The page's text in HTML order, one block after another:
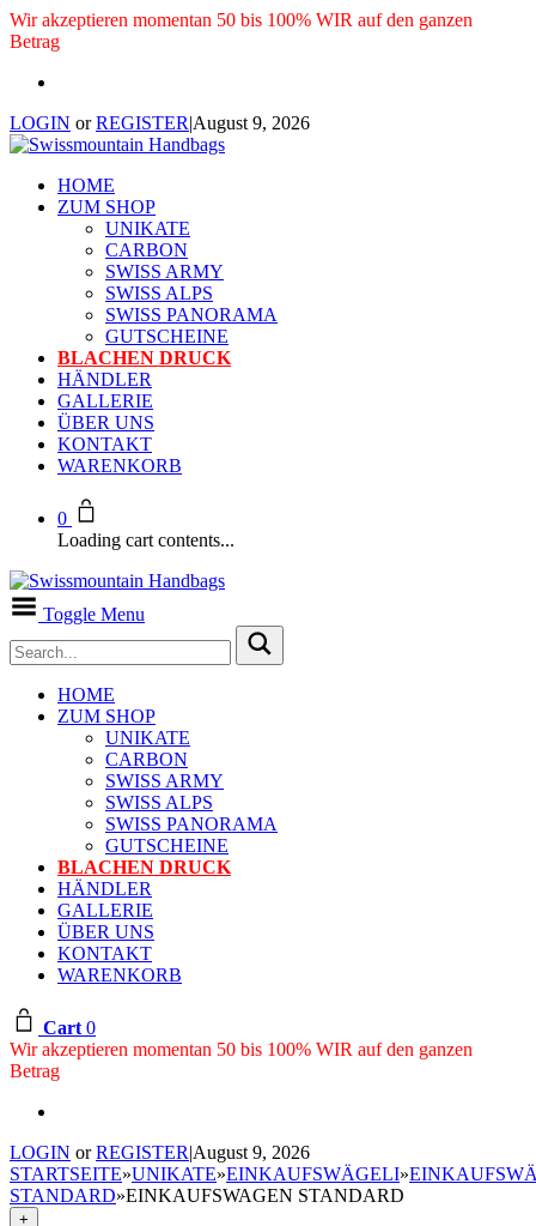
Wir akzeptieren momentan 50 bis 100% WIR auf den ganzen
Betrag
LOGIN orREGISTER|August 9, 2026
HOME
ZUM SHOP
UNIKATE
CARBON
SWISS ARMY
SWISS ALPS
SWISS PANORAMA
GUTSCHEINE
BLACHEN DRUCK
HÄNDLER
GALLERIE
ÜBER UNS
KONTAKT
WARENKORB
0
Loading cart contents...
Toggle Menu
HOME
ZUM SHOP
UNIKATE
CARBON
SWISS ARMY
SWISS ALPS
SWISS PANORAMA
GUTSCHEINE
BLACHEN DRUCK
HÄNDLER
GALLERIE
ÜBER UNS
KONTAKT
WARENKORB
Cart 0
Wir akzeptieren momentan 50 bis 100% WIR auf den ganzen
Betrag
LOGIN orREGISTER|August 9, 2026
STARTSEITE»UNIKATE»EINKAUFSWÄGELI»
STANDARD»EINKAUFSWAGEN STANDARD
+